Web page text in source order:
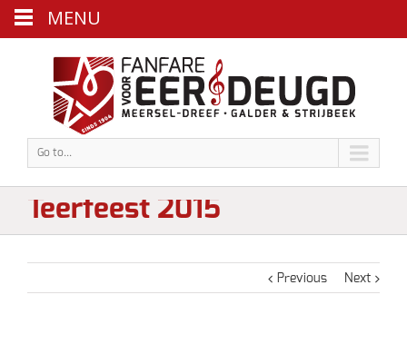
Go to...
Teerfeest 2015
Previous Next
MENU